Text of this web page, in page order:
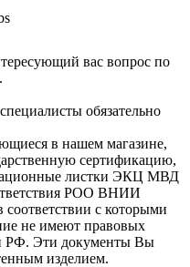
вас вопрос по
обязательно
в нашем магазине,
сертификацию,
листки ЭКЦ МВД
РОО ВНИИ
соответствии с которыми
не имеют правовых
РФ. Эти документы Вы
изделием.